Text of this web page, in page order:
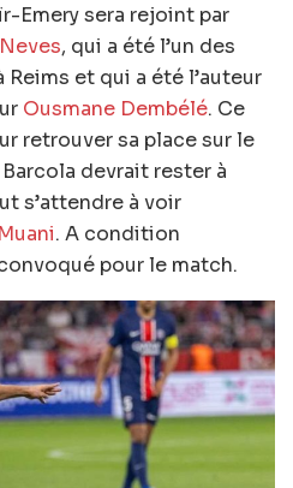
Emery sera rejoint par
, qui a été l’un des
et qui a été l’auteur
Ousmane Dembélé. Ce
retrouver sa place sur le
devrait rester à
s’attendre à voir
. A condition
pour le match.